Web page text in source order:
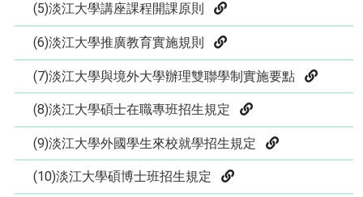
(5)淡江大學講座課程開課原則
(6)淡江大學推廣教育實施規則
(7)淡江大學與境外大學辦理雙聯學制實施要點
(8)淡江大學碩士在職專班招生規定
(9)淡江大學外國學生來校就學招生規定
(10)淡江大學碩博士班招生規定